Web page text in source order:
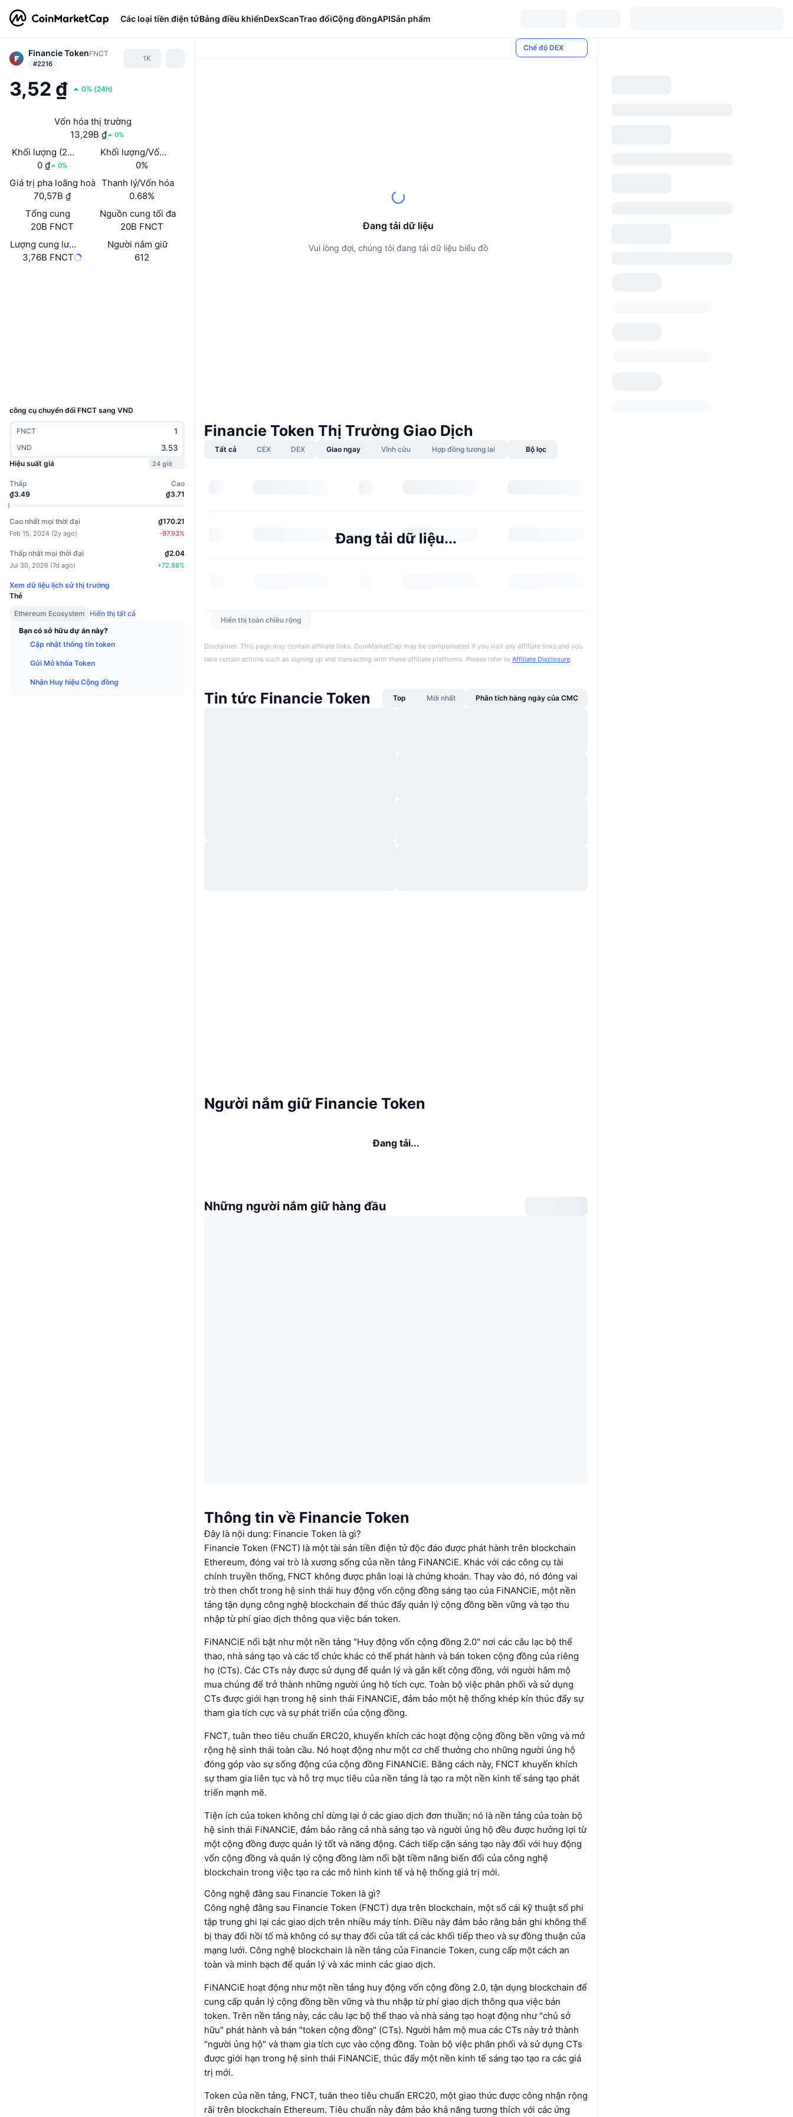
Các loại tiền điện tửBảng điều khiểnDexScanTrao đổiCộng đồngAPISản phẩm
Financie TokenFNCT
#2216
1K
3,52 ₫ 0% (24h)
Vốn hóa thị trường
13,29B ₫
0%
Khối lượng (24 giờ)
0 ₫
0%
Khối lượng/Vốn hóa thị trường (24h)
0%
Giá trị pha loãng hoàn toàn (FDV)
70,57B ₫
Thanh lý/Vốn hóa
0.68%
Tổng cung
20B FNCT
Nguồn cung tối đa
20B FNCT
Lượng cung lưu hành
3,76B FNCT
Người nắm giữ
612
công cụ chuyển đổi FNCT sang VND
FNCT
VND
Hiệu suất giá
24 giờ
Thấp
₫3.49
Cao
₫3.71
Cao nhất mọi thời đại
Feb 15, 2024 (2y ago)
₫170.21
-97.93%
Thấp nhất mọi thời đại
Jul 30, 2026 (7d ago)
₫2.04
+72.88%
Xem dữ liệu lịch sử thị trường
Thẻ
Ethereum Ecosystem
Hiển thị tất cả
Bạn có sở hữu dự án này?
Cập nhật thông tin token
Gửi Mở khóa Token
Nhận Huy hiệu Cộng đồng
Chế độ DEX
Đang tải dữ liệu
Vui lòng đợi, chúng tôi đang tải dữ liệu biểu đồ
Financie Token Thị Trường Giao Dịch
Tất cả CEX DEX Giao ngay Vĩnh cửu Hợp đồng tương lai Bộ lọc
Đang tải dữ liệu...
Hiển thị toàn chiều rộng
Disclaimer: This page may contain affiliate links. CoinMarketCap may be compensated if you visit any affiliate links and you
take certain actions such as signing up and transacting with these affiliate platforms. Please refer to Affiliate Disclosure.
Tin tức Financie Token Top Mới nhất Phân tích hàng ngày của CMC
Người nắm giữ Financie Token
Đang tải...
Những người nắm giữ hàng đầu
Thông tin về Financie Token
Đây là nội dung: Financie Token là gì?
Financie Token (FNCT) là một tài sản tiền điện tử độc đáo được phát hành trên blockchain
Ethereum, đóng vai trò là xương sống của nền tảng FiNANCiE. Khác với các công cụ tài
chính truyền thống, FNCT không được phân loại là chứng khoán. Thay vào đó, nó đóng vai
trò then chốt trong hệ sinh thái huy động vốn cộng đồng sáng tạo của FiNANCiE, một nền
tảng tận dụng công nghệ blockchain để thúc đẩy quản lý cộng đồng bền vững và tạo thu
nhập từ phí giao dịch thông qua việc bán token.
FiNANCiE nổi bật như một nền tảng "Huy động vốn cộng đồng 2.0" nơi các câu lạc bộ thể
thao, nhà sáng tạo và các tổ chức khác có thể phát hành và bán token cộng đồng của riêng
họ (CTs). Các CTs này được sử dụng để quản lý và gắn kết cộng đồng, với người hâm mộ
mua chúng để trở thành những người ủng hộ tích cực. Toàn bộ việc phân phối và sử dụng
CTs được giới hạn trong hệ sinh thái FiNANCiE, đảm bảo một hệ thống khép kín thúc đẩy sự
tham gia tích cực và sự phát triển của cộng đồng.
FNCT, tuân theo tiêu chuẩn ERC20, khuyến khích các hoạt động cộng đồng bền vững và mở
rộng hệ sinh thái toàn cầu. Nó hoạt động như một cơ chế thưởng cho những người ủng hộ
đóng góp vào sự sống động của cộng đồng FiNANCiE. Bằng cách này, FNCT khuyến khích
sự tham gia liên tục và hỗ trợ mục tiêu của nền tảng là tạo ra một nền kinh tế sáng tạo phát
triển mạnh mẽ.
Tiện ích của token không chỉ dừng lại ở các giao dịch đơn thuần; nó là nền tảng của toàn bộ
hệ sinh thái FiNANCiE, đảm bảo rằng cả nhà sáng tạo và người ủng hộ đều được hưởng lợi từ
một cộng đồng được quản lý tốt và năng động. Cách tiếp cận sáng tạo này đối với huy động
vốn cộng đồng và quản lý cộng đồng làm nổi bật tiềm năng biến đổi của công nghệ
blockchain trong việc tạo ra các mô hình kinh tế và hệ thống giá trị mới.
Công nghệ đằng sau Financie Token là gì?
Công nghệ đằng sau Financie Token (FNCT) dựa trên blockchain, một sổ cái kỹ thuật số phi
tập trung ghi lại các giao dịch trên nhiều máy tính. Điều này đảm bảo rằng bản ghi không thể
bị thay đổi hồi tố mà không có sự thay đổi của tất cả các khối tiếp theo và sự đồng thuận của
mạng lưới. Công nghệ blockchain là nền tảng của Financie Token, cung cấp một cách an
toàn và minh bạch để quản lý và xác minh các giao dịch.
FiNANCiE hoạt động như một nền tảng huy động vốn cộng đồng 2.0, tận dụng blockchain để
cung cấp quản lý cộng đồng bền vững và thu nhập từ phí giao dịch thông qua việc bán
token. Trên nền tảng này, các câu lạc bộ thể thao và nhà sáng tạo hoạt động như "chủ sở
hữu" phát hành và bán "token cộng đồng" (CTs). Người hâm mộ mua các CTs này trở thành
"người ủng hộ" và tham gia tích cực vào cộng đồng. Toàn bộ việc phân phối và sử dụng CTs
được giới hạn trong hệ sinh thái FiNANCiE, thúc đẩy một nền kinh tế sáng tạo tạo ra các giá
trị mới.
Token của nền tảng, FNCT, tuân theo tiêu chuẩn ERC20, một giao thức được công nhận rộng
rãi trên blockchain Ethereum. Tiêu chuẩn này đảm bảo khả năng tương thích với các ứng